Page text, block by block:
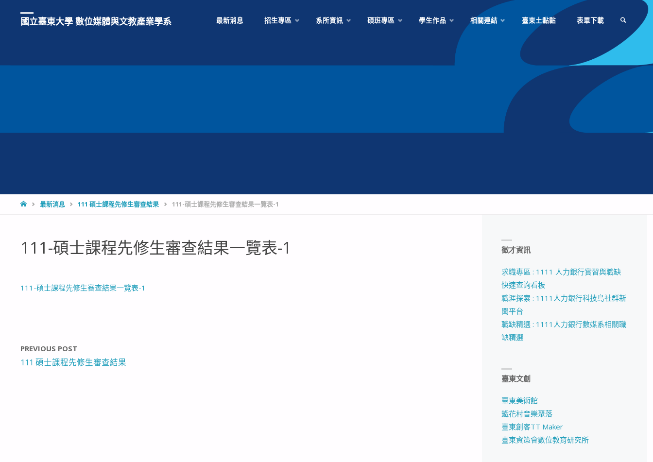
國立臺東大學 數位媒體與文教產業學系 最新消息 招生專區 系所資訊 碩班專區 學生作品 相關連結 臺東土黏黏 表單下載
HOME最新消息 111 碩士課程先修生審查結果 111-碩士課程先修生審查結果一覽表-1
111-碩士課程先修生審查結果一覽表-1
111-碩士課程先修生審查結果一覽表-1
PREVIOUS POST
111 碩士課程先修生審查結果
徵才資訊
求職專區 : 1111 人力銀行實習與職缺
快速查詢看板
職涯探索 : 1111人力銀行科技島社群新
聞平台
職缺精選 : 1111人力銀行數媒系相關職
缺精選
臺東文創
臺東美術館
鐵花村音樂聚落
臺東創客TT Maker
臺東資策會數位教育研究所